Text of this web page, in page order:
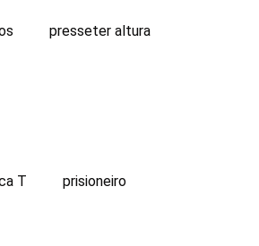
presseter altura
T prisioneiro